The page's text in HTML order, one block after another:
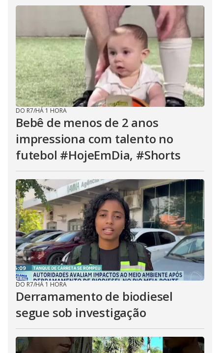
DO R7/HÁ 1 HORA
Bebê de menos de 2 anos
impressiona com talento no
futebol #HojeEmDia, #Shorts
DO R7/HÁ 1 HORA
Derramamento de biodiesel
segue sob investigação